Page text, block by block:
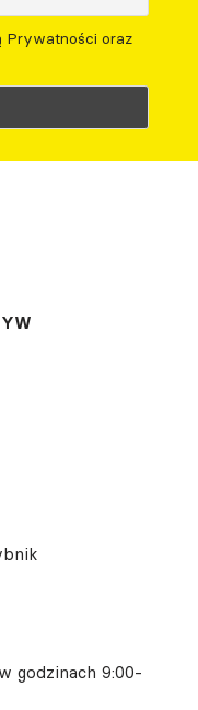
Prywatności oraz
godzinach 9:00-